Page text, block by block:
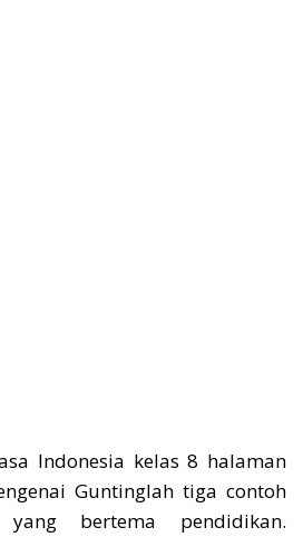
Indonesia kelas 8 halaman
Guntinglah tiga contoh
bertema pendidikan.